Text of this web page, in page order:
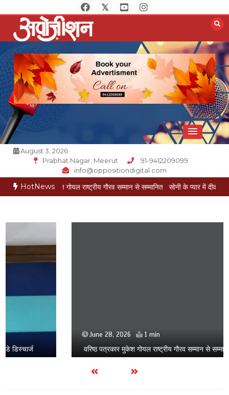
to
content
Opposition Digital
August 3, 2026
Prabhat Nagar, Meerut
91-9412209099
info@oppositiondigital.com
HotNews
मुकेश गोयल राष्ट्रीय गौरव सम्मान से सम्मानित सोनी के प्यार में दीवानी सीता पहुंची मेरठ
June 28, 2026 1 min
वरिष्ठ पत्रकार मुकेश गोयल राष्ट्रीय गौरव सम्मान से सम्मानित